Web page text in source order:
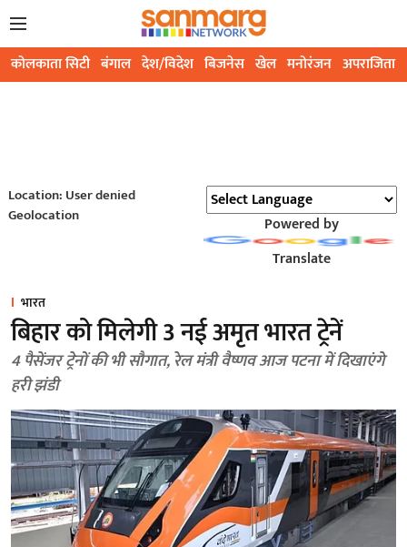
कोलकाता सिटी बंगाल देश/विदेश बिजनेस खेल मनोरंजन अपराजिता
Location: User denied
Geolocation
Powered by
Translate
भारत
बिहार को मिलेगी 3 नई अमृत भारत ट्रेनें
4 पैसेंजर ट्रेनों की भी सौगात, रेल मंत्री वैष्णव आज पटना में दिखाएंगे
हरी झंडी